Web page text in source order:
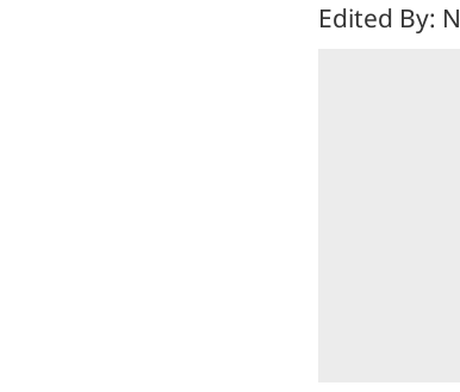
Edited By: